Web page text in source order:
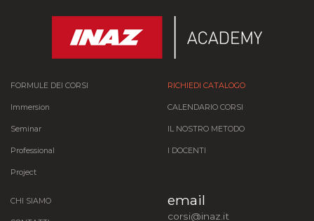
FORMULE DEI CORSI
Immersion
Seminar
Professional
Project
RICHIEDI CATALOGO
CALENDARIO CORSI
IL NOSTRO METODO
I DOCENTI
CHI SIAMO email
corsi@inaz.it